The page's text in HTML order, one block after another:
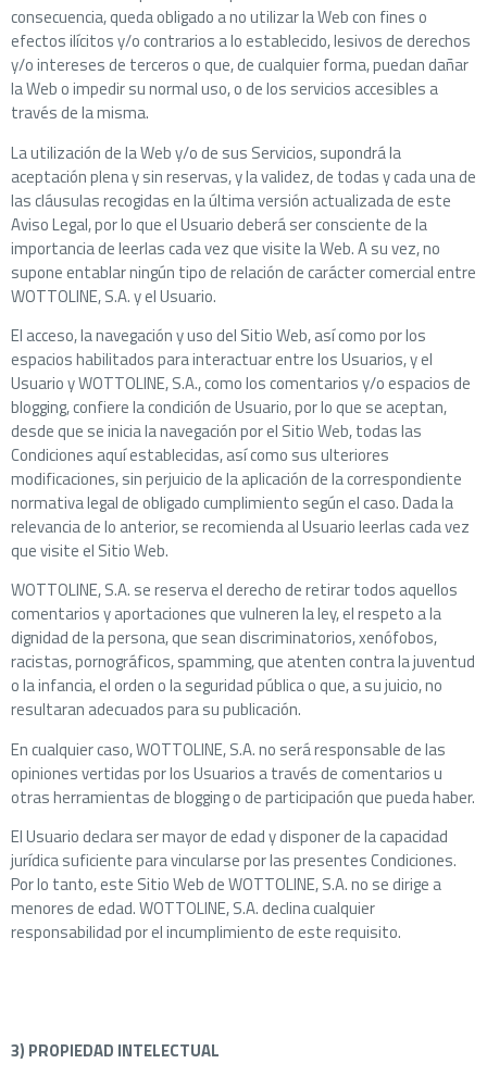
consecuencia, queda obligado a no utilizar la Web con fines o
efectos ilícitos y/o contrarios a lo establecido, lesivos de derechos
y/o intereses de terceros o que, de cualquier forma, puedan dañar
la Web o impedir su normal uso, o de los servicios accesibles a
través de la misma.
La utilización de la Web y/o de sus Servicios, supondrá la
aceptación plena y sin reservas, y la validez, de todas y cada una de
las cláusulas recogidas en la última versión actualizada de este
Aviso Legal, por lo que el Usuario deberá ser consciente de la
importancia de leerlas cada vez que visite la Web. A su vez, no
supone entablar ningún tipo de relación de carácter comercial entre
WOTTOLINE, S.A. y el Usuario.
El acceso, la navegación y uso del Sitio Web, así como por los
espacios habilitados para interactuar entre los Usuarios, y el
Usuario y WOTTOLINE, S.A., como los comentarios y/o espacios de
blogging, confiere la condición de Usuario, por lo que se aceptan,
desde que se inicia la navegación por el Sitio Web, todas las
Condiciones aquí establecidas, así como sus ulteriores
modificaciones, sin perjuicio de la aplicación de la correspondiente
normativa legal de obligado cumplimiento según el caso. Dada la
relevancia de lo anterior, se recomienda al Usuario leerlas cada vez
que visite el Sitio Web.
WOTTOLINE, S.A. se reserva el derecho de retirar todos aquellos
comentarios y aportaciones que vulneren la ley, el respeto a la
dignidad de la persona, que sean discriminatorios, xenófobos,
racistas, pornográficos, spamming, que atenten contra la juventud
o la infancia, el orden o la seguridad pública o que, a su juicio, no
resultaran adecuados para su publicación.
En cualquier caso, WOTTOLINE, S.A. no será responsable de las
opiniones vertidas por los Usuarios a través de comentarios u
otras herramientas de blogging o de participación que pueda haber.
El Usuario declara ser mayor de edad y disponer de la capacidad
jurídica suficiente para vincularse por las presentes Condiciones.
Por lo tanto, este Sitio Web de WOTTOLINE, S.A. no se dirige a
menores de edad. WOTTOLINE, S.A. declina cualquier
responsabilidad por el incumplimiento de este requisito.
3) PROPIEDAD INTELECTUAL